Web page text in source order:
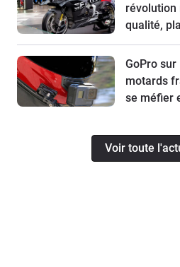
révolution
qualité,
GoPro
motards
se méfier
Voir toute